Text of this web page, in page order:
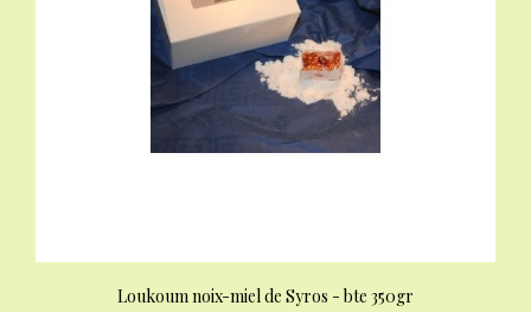
Loukoum noix-miel de Syros - bte 350gr